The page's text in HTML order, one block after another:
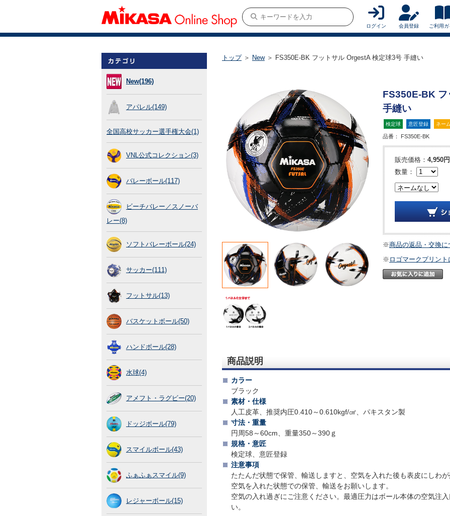
ログイン 会員登録 ご利用ガ
New(196)
アパレル(149)
全国高校サッカー選手権大会(1)
VNL公式コレクション(3)
バレーボール(117)
ビーチバレー／スノーバ
レー(8)
ソフトバレーボール(24)
サッカー(111)
フットサル(13)
バスケットボール(50)
ハンドボール(28)
水球(4)
アメフト・ラグビー(20)
ドッジボール(79)
スマイルボール(43)
ふぁふぁスマイル(9)
レジャーボール(15)
トップ ＞ New ＞ FS350E-BK フットサル OrgestA 検定球3号 手縫い
FS350E-BK
手縫い
検定球 意匠登録 ネー
品番： FS350E-BK
販売価格： 4,950円
数量：
※商品の返品・交換に
※ ロゴマークプリント
商品説明
カラー
ブラック
素材・仕様
人工皮革、推奨内圧0.410～0.610kgf/㎠、パキスタン製
寸法・重量
円周58～60cm、重量350～390ｇ
規格・意匠
検定球、意匠登録
注意事項
たたんだ状態で保管、輸送しますと、空気を入れた後も表皮にしわが
空気を入れた状態での保管、輸送をお願いします。
空気の入れ過ぎにご注意ください。最適圧力はボール本体の空気注
い。